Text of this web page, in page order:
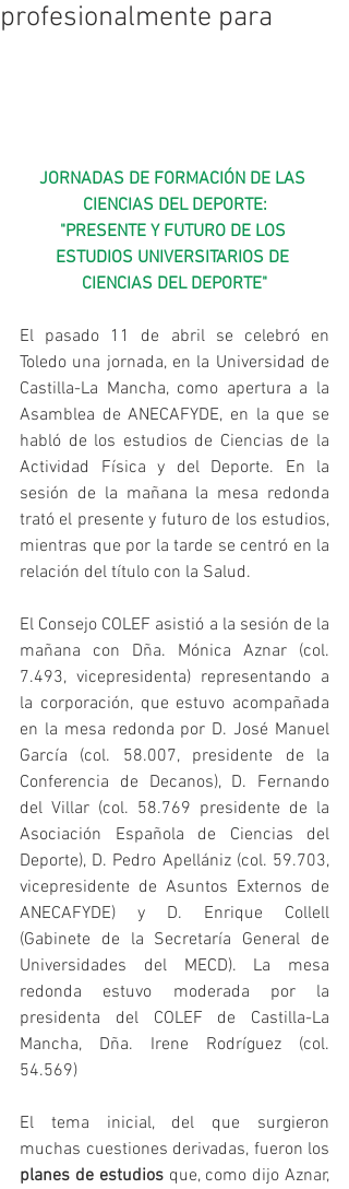
profesionalmente para
JORNADAS DE FORMACIÓN DE LAS
CIENCIAS DEL DEPORTE:
"PRESENTE Y FUTURO DE LOS
ESTUDIOS UNIVERSITARIOS DE
CIENCIAS DEL DEPORTE"
El pasado 11 de abril se celebró en
Toledo una jornada, en la Universidad de
Castilla-La Mancha, como apertura a la
Asamblea de ANECAFYDE, en la que se
habló de los estudios de Ciencias de la
Actividad Física y del Deporte. En la
sesión de la mañana la mesa redonda
trató el presente y futuro de los estudios,
mientras que por la tarde se centró en la
relación del título con la Salud.
El Consejo COLEF asistió a la sesión de la
mañana con Dña. Mónica Aznar (col.
7.493, vicepresidenta) representando a
la corporación, que estuvo acompañada
en la mesa redonda por D. José Manuel
García (col. 58.007, presidente de la
Conferencia de Decanos), D. Fernando
del Villar (col. 58.769 presidente de la
Asociación Española de Ciencias del
Deporte), D. Pedro Apellániz (col. 59.703,
vicepresidente de Asuntos Externos de
ANECAFYDE) y D. Enrique Collell
(Gabinete de la Secretaría General de
Universidades del MECD). La mesa
redonda estuvo moderada por la
presidenta del COLEF de Castilla-La
Mancha, Dña. Irene Rodríguez (col.
54.569)
El tema inicial, del que surgieron
planes de estudios que, como dijo Aznar,